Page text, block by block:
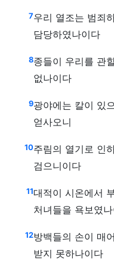
7우리 열조는 범죄
담당하였나이다
8종들이 우리를 관
없나이다
9광야에는 칼이 있
얻사오니
10주림의 열기로 인
검으니이다
11대적이 시온에서
처녀들을 욕보였
12방백들의 손이 매
받지 못하나이다